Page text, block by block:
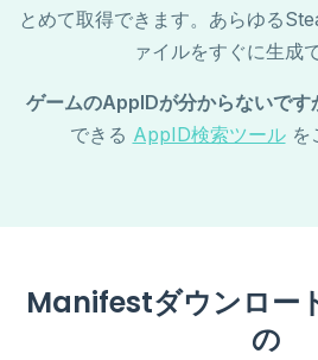
とめて取得できます。あらゆる
ァイルをすぐに生成
ゲームのAppIDが分からないです
できる AppID検索ツールを
Manifestダウンロー
の